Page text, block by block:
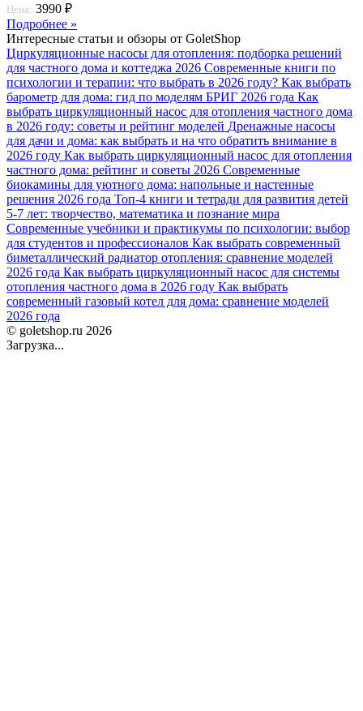
Цена: 3990 ₽
Подробнее »
Интересные статьи и обзоры от GoletShop
Циркуляционные насосы для отопления: подборка решений
для частного дома и коттеджа 2026 Современные книги по
психологии и терапии: что выбрать в 2026 году? Как выбрать
барометр для дома: гид по моделям БРИГ 2026 года Как
выбрать циркуляционный насос для отопления частного дома
в 2026 году: советы и рейтинг моделей Дренажные насосы
для дачи и дома: как выбрать и на что обратить внимание в
2026 году Как выбрать циркуляционный насос для отопления
частного дома: рейтинг и советы 2026 Современные
биокамины для уютного дома: напольные и настенные
решения 2026 года Топ-4 книги и тетради для развития детей
5-7 лет: творчество, математика и познание мира
Современные учебники и практикумы по психологии: выбор
для студентов и профессионалов Как выбрать современный
биметаллический радиатор отопления: сравнение моделей
2026 года Как выбрать циркуляционный насос для системы
отопления частного дома в 2026 году Как выбрать
современный газовый котел для дома: сравнение моделей
2026 года
© goletshop.ru 2026
Загрузка...